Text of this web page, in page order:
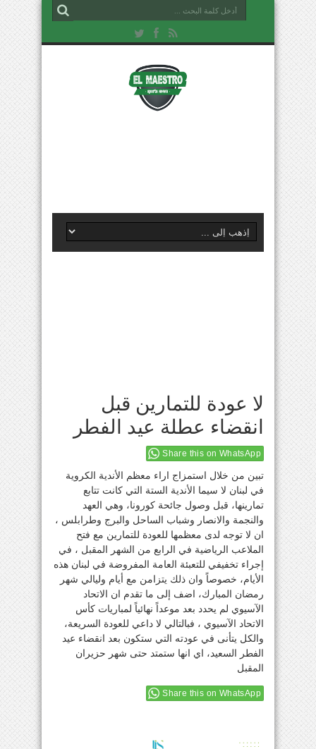
لا عودة للتمارين قبل
انقضاء عطلة عيد الفطر
Share this on WhatsApp
تبين من خلال استمزاج اراء معظم الأندية الكروية
في لبنان لا سيما الأندية الستة التي كانت تتابع
تمارينها، قبل وصول جائحة كورونا، وهي العهد
والنجمة والانصار وشباب الساحل والبرج وطرابلس ،
ان لا توجه لدى معظمها للعودة للتمارين مع فتح
الملاعب الرياضية في الرابع من الشهر المقبل ، في
إجراء تخفيفي للتعبئة العامة المفروضة في لبنان هذه
الأيام، خصوصاً وان ذلك يتزامن مع أيام وليالي شهر
رمضان المبارك، اضف إلى ما تقدم ان الاتحاد
الآسيوي لم يحدد بعد موعداً نهائياً لمباريات كأس
الاتحاد الآسيوي ، فبالتالي لا داعي للعودة السريعة،
والكل يتأنى في عودته التي ستكون بعد انقضاء عيد
الفطر السعيد، اي انها ستمتد حتى شهر حزيران
المقبل
Share this on WhatsApp